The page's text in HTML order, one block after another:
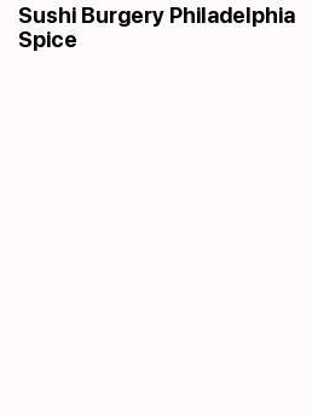
Sushi Burgery Philadelphia
Spice